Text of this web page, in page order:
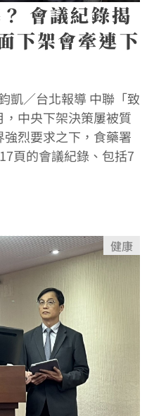
會議紀錄揭
下架會牽連下
凱／台北報導 中聯「致
中央下架決策屢被質
烈要求之下，食藥署
頁的會議紀錄、包括7
健康